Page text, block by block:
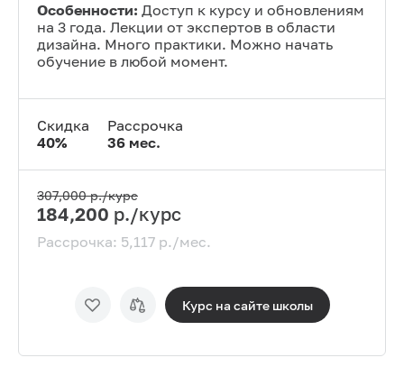
Особенности: Доступ к курсу и обновлениям
на 3 года. Лекции от экспертов в области
дизайна. Много практики. Можно начать
обучение в любой момент.
Скидка
40%
Рассрочка
36 мес.
307,000р./курс
184,200 р./курс
Рассрочка: 5,117 р./мес.
Курс на сайте школы